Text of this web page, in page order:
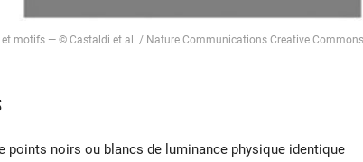
motifs — © Castaldi et al. / Nature Communications Creative Commons
noirs ou blancs de luminance physique identique